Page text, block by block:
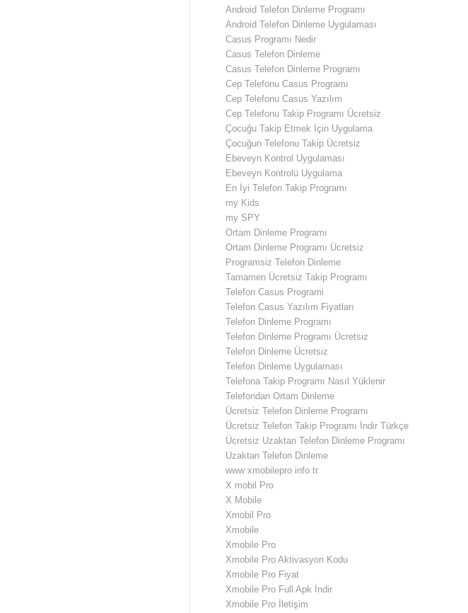
Android Telefon Dinleme Programı
Android Telefon Dinleme Uygulaması
Casus Programı Nedir
Casus Telefon Dinleme
Casus Telefon Dinleme Programı
Cep Telefonu Casus Programı
Cep Telefonu Casus Yazılım
Cep Telefonu Takip Programı Ücretsiz
Çocuğu Takip Etmek İçin Uygulama
Çocuğun Telefonu Takip Ücretsiz
Ebeveyn Kontrol Uygulaması
Ebeveyn Kontrolü Uygulama
En İyi Telefon Takip Programı
my Kids
my SPY
Ortam Dinleme Programı
Ortam Dinleme Programı Ücretsiz
Programsiz Telefon Dinleme
Tamamen Ücretsiz Takip Programı
Telefon Casus Programi
Telefon Casus Yazılım Fiyatları
Telefon Dinleme Programı
Telefon Dinleme Programı Ücretsiz
Telefon Dinleme Ücretsiz
Telefon Dinleme Uygulaması
Telefona Takip Programı Nasıl Yüklenir
Telefondan Ortam Dinleme
Ücretsiz Telefon Dinleme Programı
Ücretsiz Telefon Takip Programı İndir Türkçe
Ücretsiz Uzaktan Telefon Dinleme Programı
Uzaktan Telefon Dinleme
www xmobilepro info tr
X mobil Pro
X Mobile
Xmobil Pro
Xmobile
Xmobile Pro
Xmobile Pro Aktivasyon Kodu
Xmobile Pro Fiyat
Xmobile Pro Full Apk İndir
Xmobile Pro İletişim